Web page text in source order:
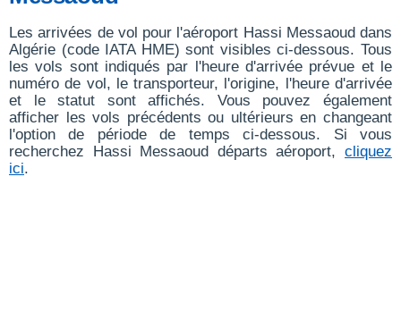
Les arrivées de vol pour l'aéroport Hassi Messaoud dans
Algérie (code IATA HME) sont visibles ci-dessous. Tous
les vols sont indiqués par l'heure d'arrivée prévue et le
numéro de vol, le transporteur, l'origine, l'heure d'arrivée
et le statut sont affichés. Vous pouvez également
afficher les vols précédents ou ultérieurs en changeant
l'option de période de temps ci-dessous. Si vous
recherchez Hassi Messaoud départs aéroport, cliquez
ici.